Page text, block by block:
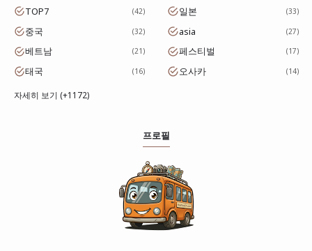
TOP7 42 일본 33
중국 32 asia 27
베트남 21 페스티벌 17
태국 16 오사카 14
자세히 보기 (+1172)
프로필